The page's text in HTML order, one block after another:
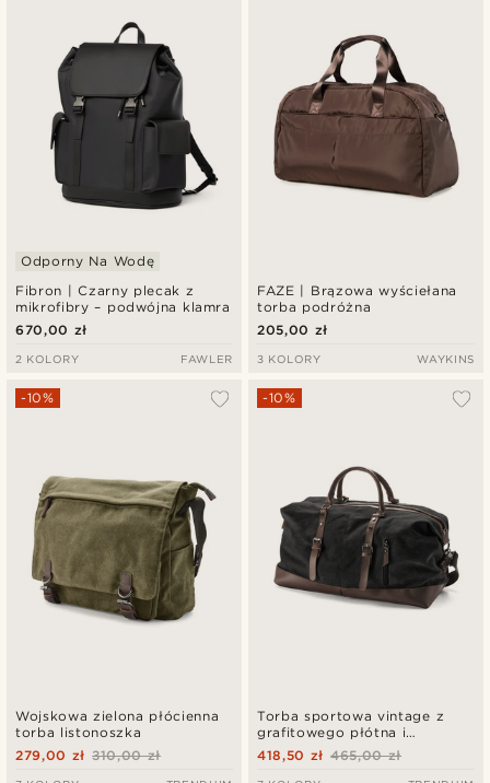
Fibron | Czarny plecak z
mikrofibry – podwójna klamra
Odporny Na Wodę
670,00 zł
2 KOLORY FAWLER
FAZE | Brązowa wyściełana
torba podróżna
205,00 zł
3 KOLORY WAYKINS
Wojskowa zielona płócienna
torba listonoszka
-10%
310,00 zł
279,00 zł
Torba sportowa vintage z
grafitowego płótna i
brązowej skóry
-10%
465,00 zł
418,50 zł